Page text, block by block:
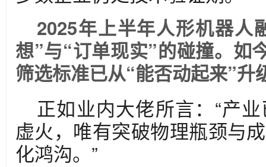
2025年上半年人形机器人
想”与“订单现实”的碰撞。如
筛选标准已从“能否动起来”升
正如业内大佬所言：“产
虚火，唯有突破物理瓶颈与
化鸿沟。”